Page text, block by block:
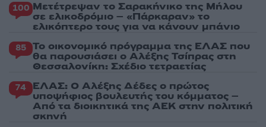
100 Μετέτρεψαν το Σαρακήνικο της Μήλου
σε ελικοδρόμιο – «Πάρκαραν» το
ελικόπτερο τους για να κάνουν μπάνιο
85 Το οικονομικό πρόγραμμα της ΕΛΑΣ που
θα παρουσιάσει ο Αλέξης Τσίπρας στη
Θεσσαλονίκη: Σχέδιο τετραετίας
74 ΕΛΑΣ: Ο Αλέξης Δέδες ο πρώτος
υποψήφιος βουλευτής του κόμματος –
Από τα διοικητικά της ΑΕΚ στην πολιτική
σκηνή